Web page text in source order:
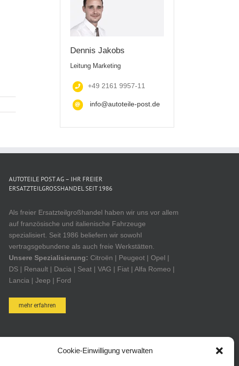
Cookie-Einwilligung verwalten
Dennis Jakobs
Leitung Marketing
+49 2161 9957-11
info@autoteile-post.de
AUTOTEILE POST AG – IHR FREIER
ERSATZTEILGROSSHANDEL SEIT 1986
Als freier Ersatzteilgroßhandel haben wir uns vor allem
auf französische und italienische Fahrzeuge
spezialisiert. Seit 1986 beliefern wir sowohl
vertragsgebundene als auch freie Werkstätten.
Unsere Spezialisierung: Citroën | Peugeot | Opel |
DS | Renault | Dacia | Seat | VAG | Fiat | Alfa Romeo |
Lancia | Jeep | Ford
mehr erfahren